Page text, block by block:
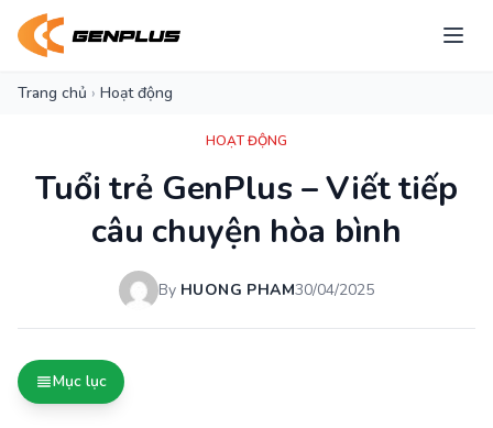
Trang chủ › Hoạt động
HOẠT ĐỘNG
Tuổi trẻ GenPlus – Viết tiếp
câu chuyện hòa bình
By HUONG PHAM30/04/2025
Mục lục